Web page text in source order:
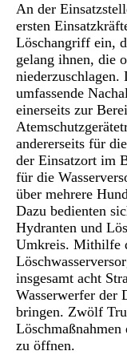
An der
ersten
Löschangriff ein,
gelang ihnen, die
niederzuschlagen.
umfassende
einerseits zur
andererseits für
der Einsatzort im
für die
über mehrere
Dazu bedienten
Hydranten und
Umkreis. Mithilfe
insgesamt acht
Wasserwerfer der
bringen. Zwölf
zu öffnen.